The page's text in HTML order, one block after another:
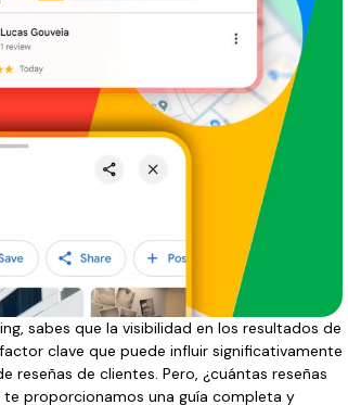
sabes que la visibilidad en los resultados de
clave que puede influir significativamente
reseñas de clientes. Pero, ¿cuántas reseñas
proporcionamos una guía completa y